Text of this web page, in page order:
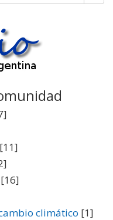
[11]
[16]
climático [1]